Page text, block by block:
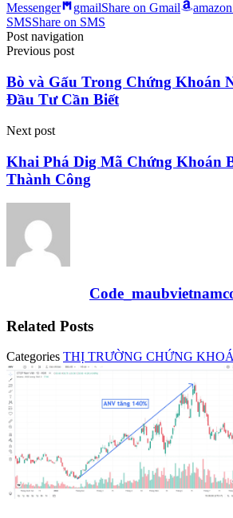
Messenger
gmailShare on Gmail amazon
SMSShare on SMS
Post navigation
Previous post
Bò và Gấu Trong Chứng Khoán
Đầu Tư Cần Biết
Next post
Khai Phá Dig Mã Chứng Khoán
Thành Công
Related Posts
Categories THỊ TRƯỜNG CHỨNG